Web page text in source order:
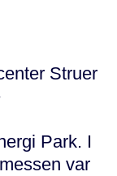
Struer
Park. I
var